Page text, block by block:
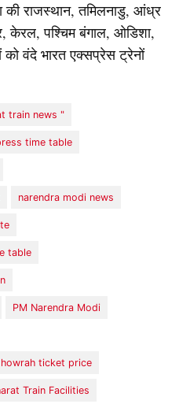
की राजस्थान, तमिलनाडु, आंध्र
केरल, पश्चिम बंगाल, ओडिशा,
वंदे भारत एक्सप्रेस ट्रेनों
train news "
time table
narendra modi news
table
PM Narendra Modi
ticket price
Train Facilities